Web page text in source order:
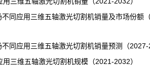
用三维五轴激光切割机销量及市场份额
用三维五轴激光切割机销量预测（2027-
维五轴激光切割机规模（2021-2032）